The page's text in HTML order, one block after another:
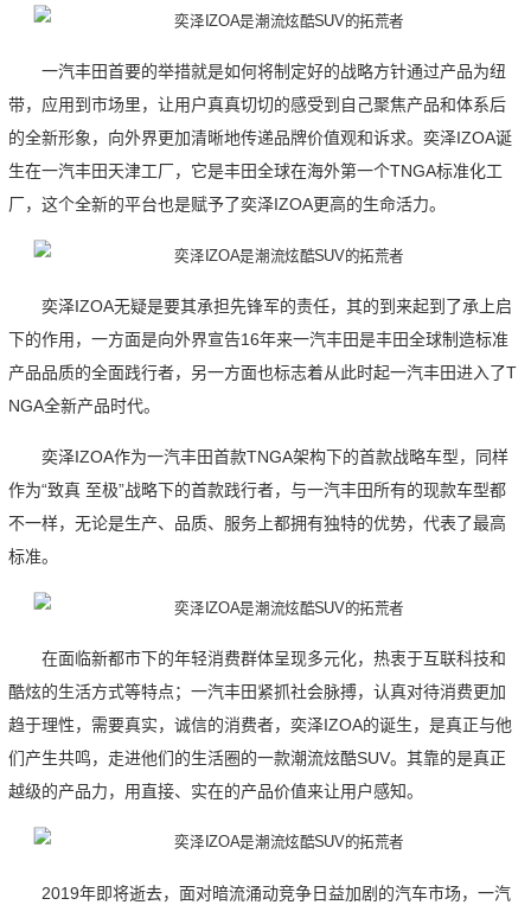
一汽丰田首要的举措就是如何将制定好的战略方针通过产品为纽
带，应用到市场里，让用户真真切切的感受到自己聚焦产品和体系后
的全新形象，向外界更加清晰地传递品牌价值观和诉求。奕泽IZOA诞
生在一汽丰田天津工厂，它是丰田全球在海外第一个TNGA标准化工
厂，这个全新的平台也是赋予了奕泽IZOA更高的生命活力。
奕泽IZOA无疑是要其承担先锋军的责任，其的到来起到了承上启
下的作用，一方面是向外界宣告16年来一汽丰田是丰田全球制造标准
产品品质的全面践行者，另一方面也标志着从此时起一汽丰田进入了T
NGA全新产品时代。
奕泽IZOA作为一汽丰田首款TNGA架构下的首款战略车型，同样
作为“致真 至极”战略下的首款践行者，与一汽丰田所有的现款车型都
不一样，无论是生产、品质、服务上都拥有独特的优势，代表了最高
标准。
在面临新都市下的年轻消费群体呈现多元化，热衷于互联科技和
酷炫的生活方式等特点；一汽丰田紧抓社会脉搏，认真对待消费更加
趋于理性，需要真实，诚信的消费者，奕泽IZOA的诞生，是真正与他
们产生共鸣，走进他们的生活圈的一款潮流炫酷SUV。其靠的是真正
越级的产品力，用直接、实在的产品价值来让用户感知。
2019年即将逝去，面对暗流涌动竞争日益加剧的汽车市场，一汽